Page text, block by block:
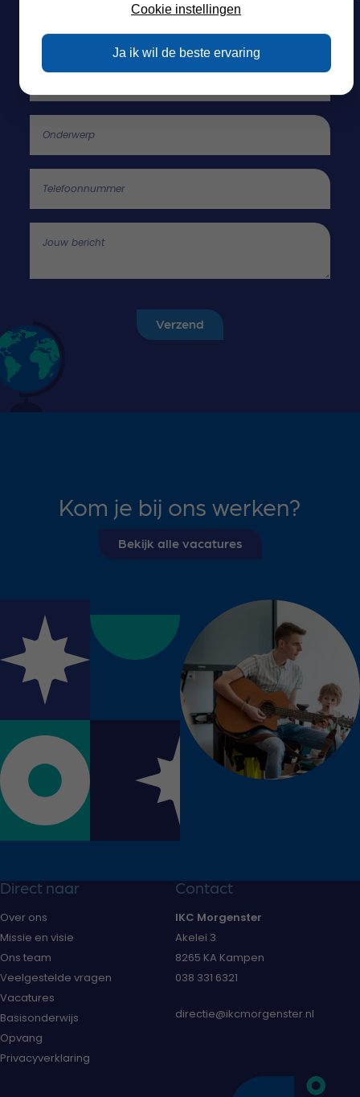
Onderwerp
Telefoonnummer
Jouw bericht
Verzend
Kom je bij ons werken?
Bekijk alle vacatures
Direct naar
Over ons
Missie en visie
Ons team
Veelgestelde vragen
Vacatures
Basisonderwijs
Opvang
Privacyverklaring
Contact
IKC Morgenster
Akelei 3
8265 KA Kampen
038 331 6321
directie@ikcmorgenster.nl
Cookie instellingen
Ja ik wil de beste ervaring